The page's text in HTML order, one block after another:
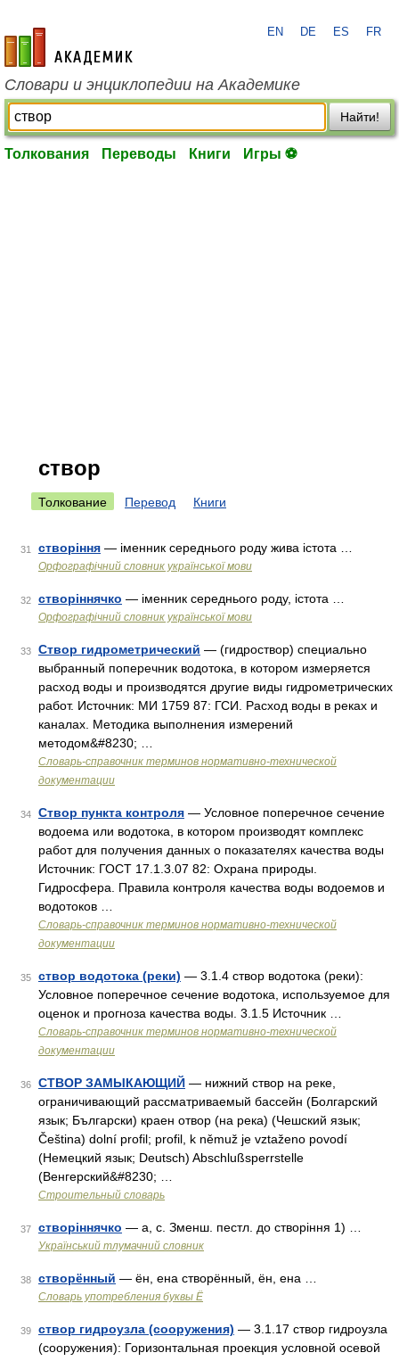
academic.ru
EN DE ES FR
Словари и энциклопедии на Академике
Найти!
Толкования Переводы Книги Игры ⚽
створ
Толкование Перевод Книги
31 створіння — іменник середнього роду жива істота …
Орфографічний словник української мови
32 створіннячко — іменник середнього роду, істота …
Орфографічний словник української мови
33 Створ гидрометрический — (гидроствор) специально
выбранный поперечник водотока, в котором измеряется
расход воды и производятся другие виды гидрометрических
работ. Источник: МИ 1759 87: ГСИ. Расход воды в реках и
каналах. Методика выполнения измерений
методом&#8230; …
Словарь-справочник терминов нормативно-технической
документации
34 Створ пункта контроля — Условное поперечное сечение
водоема или водотока, в котором производят комплекс
работ для получения данных о показателях качества воды
Источник: ГОСТ 17.1.3.07 82: Охрана природы.
Гидросфера. Правила контроля качества воды водоемов и
водотоков …
Словарь-справочник терминов нормативно-технической
документации
35 створ водотока (реки) — 3.1.4 створ водотока (реки):
Условное поперечное сечение водотока, используемое для
оценок и прогноза качества воды. 3.1.5 Источник …
Словарь-справочник терминов нормативно-технической
документации
36 СТВОР ЗАМЫКАЮЩИЙ — нижний створ на реке,
ограничивающий рассматриваемый бассейн (Болгарский
язык; Български) краен отвор (на река) (Чешский язык;
Čeština) dolní profil; profil, k němuž je vztaženo povodí
(Немецкий язык; Deutsch) Abschlußsperrstelle
(Венгерский&#8230; …
Строительный словарь
37 створіннячко — а, с. Зменш. пестл. до створіння 1) …
Український тлумачний словник
38 створённый — ён, ена створённый, ён, ена …
Словарь употребления буквы Ё
39 створ гидроузла (сооружения) — 3.1.17 створ гидроузла
(сооружения): Горизонтальная проекция условной осевой